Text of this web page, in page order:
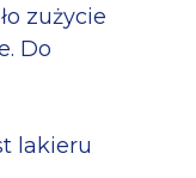
zużycie
Do
lakieru